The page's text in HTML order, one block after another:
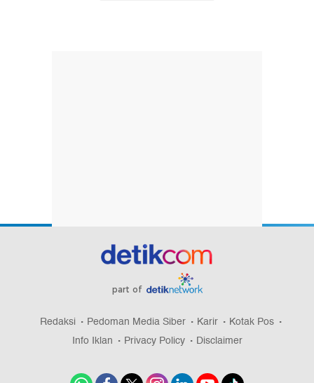
part of
Redaksi Pedoman Media Siber Karir
Kotak Pos
Info Iklan
Privacy Policy Disclaimer